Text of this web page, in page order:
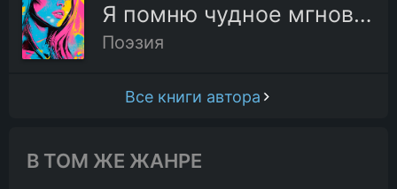
Я помню чудное мгновенье
Поэзия
Все книги автора
В ТОМ ЖЕ ЖАНРЕ